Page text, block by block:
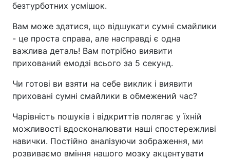
безтурботних усмішок.
Вам може здатися, що відшукати сумні смайлики
- це проста справа, але насправді є одна
важлива деталь! Вам потрібно виявити
прихований емодзі всього за 5 секунд.
Чи готові ви взяти на себе виклик і виявити
приховані сумні смайлики в обмежений час?
Чарівність пошуків і відкриттів полягає у їхній
можливості вдосконалювати наші спостережливі
навички. Постійно аналізуючи зображення, ми
розвиваємо вміння нашого мозку акцентувати